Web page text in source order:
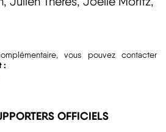
vous pouvez contacter
:
OFFICIELS